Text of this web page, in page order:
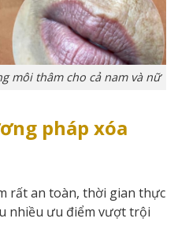
môi thâm cho cả nam và nữ
pháp xóa
rất an toàn, thời gian thực
nhiều ưu điểm vượt trội